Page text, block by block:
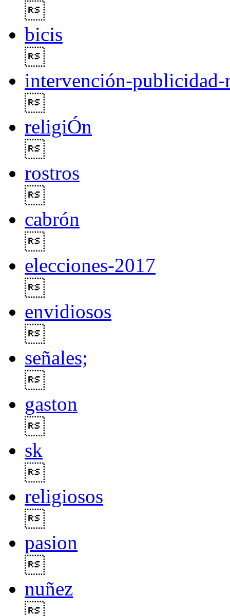
bicis
intervención-publicidad-
religiÓn
rostros
cabrón
elecciones-2017
envidiosos
señales;
gaston
sk
religiosos
pasion
nuñez